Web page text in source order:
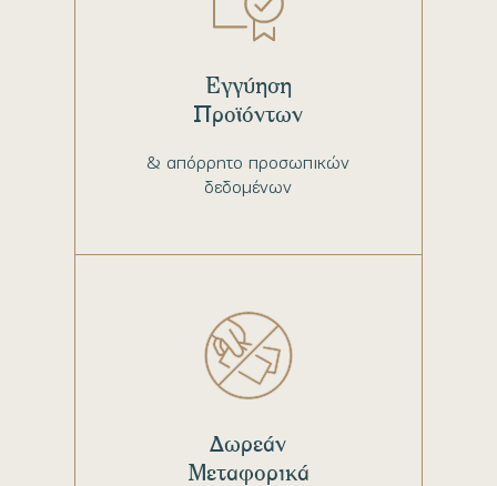
& απόρρητο προσωπικών
δεδομένων
Εγγύηση
Προϊόντων
Δωρεάν
Μεταφορικά